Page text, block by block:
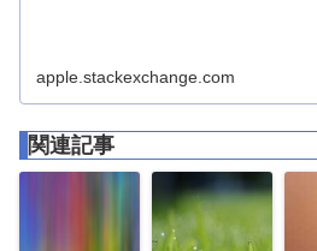
apple.stackexchange.com
関連記事